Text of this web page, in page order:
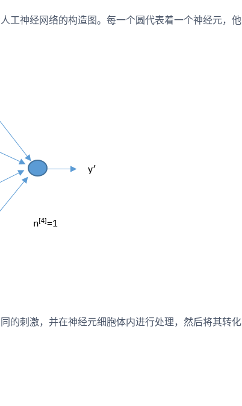
工神经网络的构造图。每一个圆代表着一个神经元，他
的刺激，并在神经元细胞体内进行处理，然后将其转化